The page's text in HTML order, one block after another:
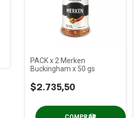
PACK x 2 Merken
Buckingham x 50 gs
$2.735,50